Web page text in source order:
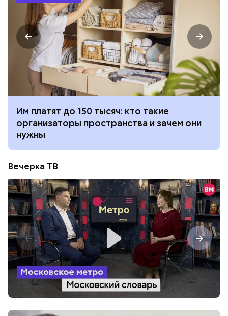
Им платят до 150 тысяч: кто такие
организаторы пространства и зачем они
нужны
Вечерка ТВ